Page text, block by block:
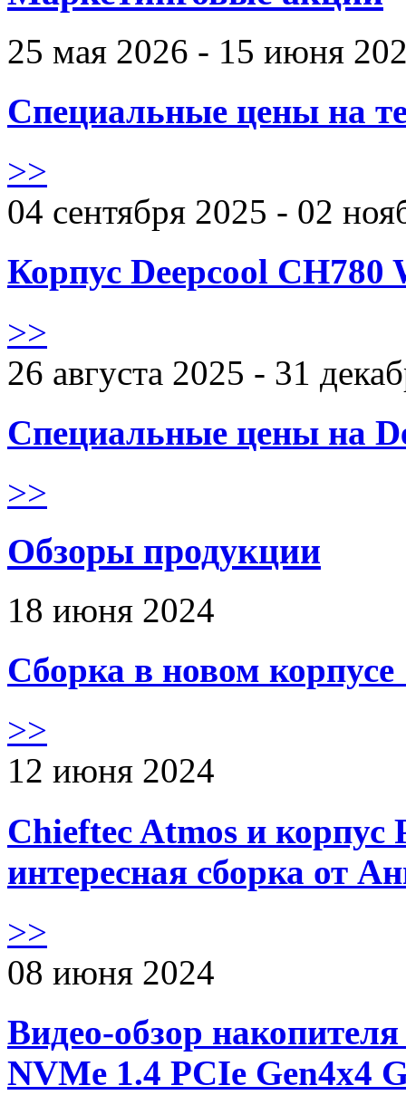
25 мая 2026 - 15 июня
Специальные цены на
>>
04 сентября 2025 - 02
Корпус Deepcool CH780
>>
26 августа 2025 - 31
Специальные цены на
>>
Обзоры продукции
18 июня 2024
Сборка в новом
>>
12 июня 2024
Chieftec Atmos и корпус
интересная сборка от
>>
08 июня 2024
Видео-обзор
NVMe 1.4 PCIe Gen4х4